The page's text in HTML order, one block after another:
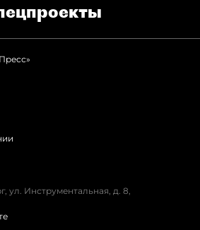
ул. Инструментальная, д. 8,